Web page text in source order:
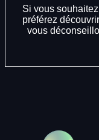
Si vous
préférez
vous